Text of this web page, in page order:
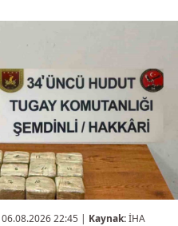
06.08.2026 22:45 | Kaynak:İHA